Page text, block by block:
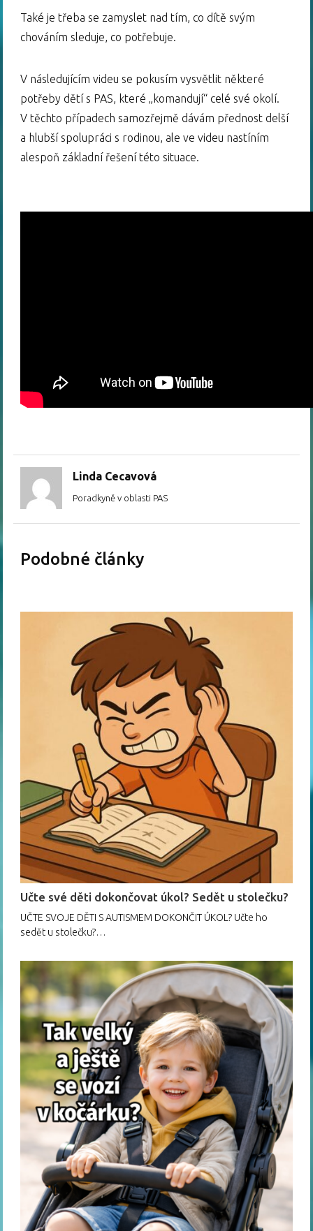
Také je třeba se zamyslet nad tím, co dítě svým
chováním sleduje, co potřebuje.
V následujícím videu se pokusím vysvětlit některé
potřeby dětí s PAS, které „komandují“ celé své okolí.
V těchto případech samozřejmě dávám přednost delší
a hlubší spolupráci s rodinou, ale ve videu nastíním
alespoň základní řešení této situace.
Linda Cecavová
Poradkyně v oblasti PAS
Podobné články
Učte své děti dokončovat úkol? Sedět u stolečku?
UČTE SVOJE DĚTI S AUTISMEM DOKONČIT ÚKOL? Učte ho
sedět u stolečku?…